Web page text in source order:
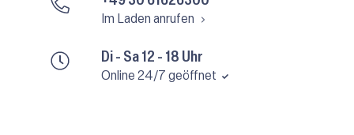
Di - Sa 12 - 18 Uhr
Online 24/7 geöffnet
Im Laden anrufen